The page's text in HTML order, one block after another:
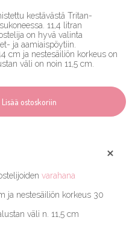
kestävästä Tritan-
11,4 litran
on hyvä valinta
ja aamiaispöytiin.
cm ja nestesäiliön korkeus on
väli on noin 11,5 cm.
Lisää ostoskoriin
varahana
ja nestesäiliön korkeus 30
väli n. 11,5 cm